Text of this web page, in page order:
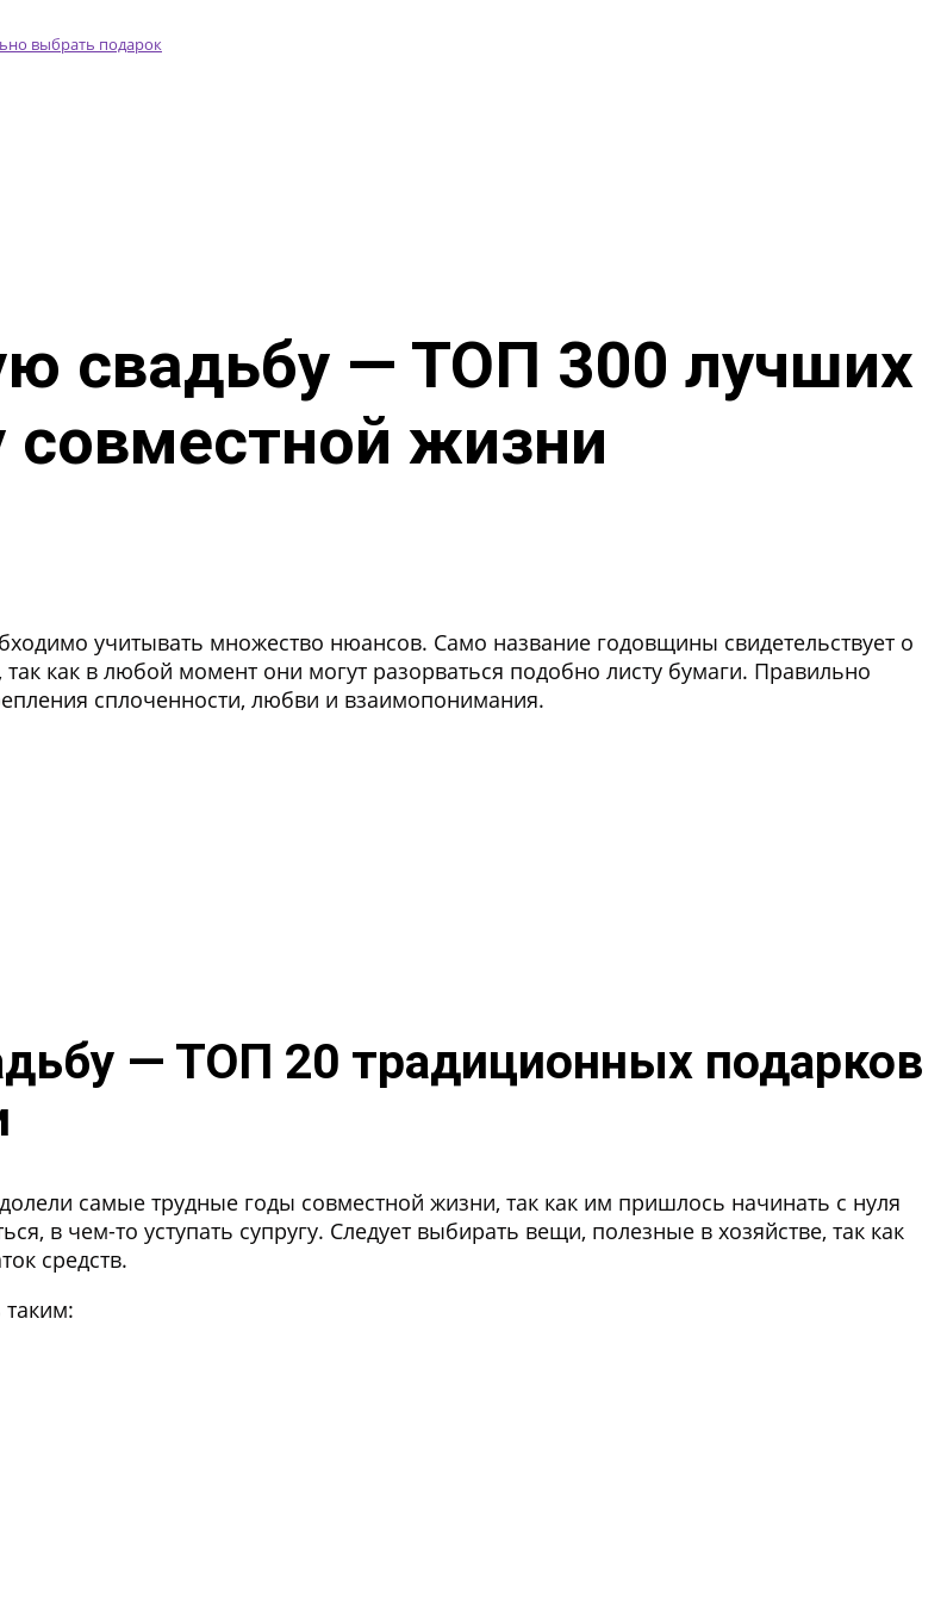
свадьбу — ТОП 300 лучших
жизни
учитывать множество нюансов. Само название годовщины свидетельствует о
как в любой момент они могут разорваться подобно листу бумаги. Правильно
сплоченности, любви и взаимопонимания.
— ТОП 20 традиционных подарков
самые трудные годы совместной жизни, так как им пришлось начинать с нуля
в чем-то уступать супругу. Следует выбирать вещи, полезные в хозяйстве, так как
средств.